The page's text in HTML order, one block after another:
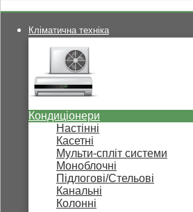
Кліматична техніка
Кондиціонери
Настінні
Касетні
Мульти-спліт системи
Моноблочні
Підлогові/Стельові
Канальні
Колонні